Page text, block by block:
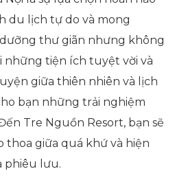
du lịch tự do và mong
thư giãn nhưng không
những tiện ích tuyệt vời và
giữa thiên nhiên và lịch
bạn những trải nghiệm
Tre Nguồn Resort, bạn sẽ
thoa giữa quá khứ và hiện
phiêu lưu.